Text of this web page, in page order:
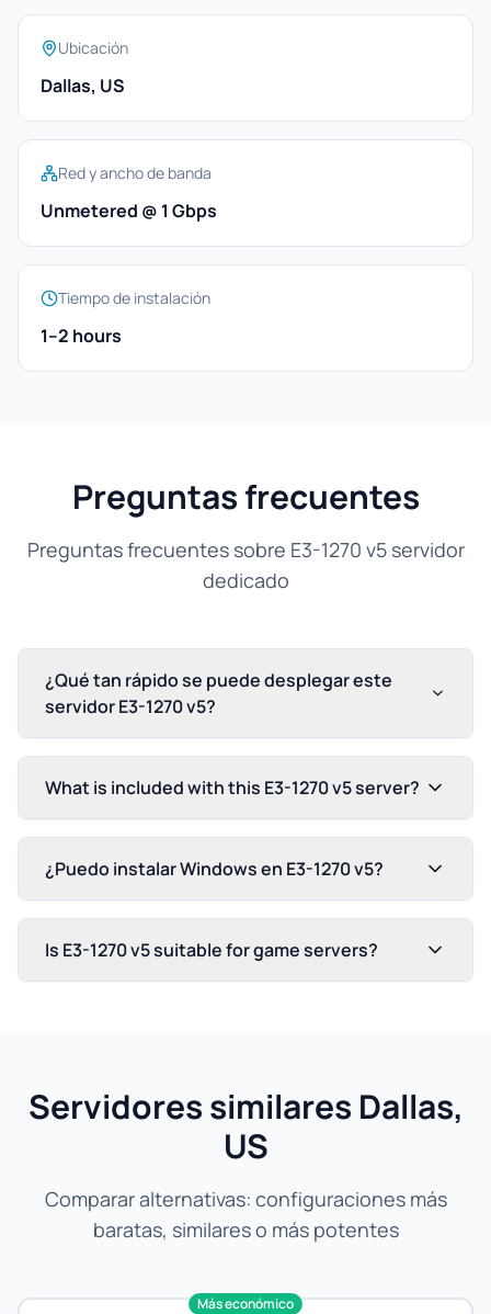
Ubicación
Dallas, US
Red y ancho de banda
Unmetered @ 1 Gbps
Tiempo de instalación
1–2 hours
Preguntas frecuentes
Preguntas frecuentes sobre E3-1270 v5 servidor
dedicado
¿Qué tan rápido se puede desplegar este
servidor E3-1270 v5?
What is included with this E3-1270 v5 server?
¿Puedo instalar Windows en E3-1270 v5?
Is E3-1270 v5 suitable for game servers?
Servidores similares Dallas,
US
Comparar alternativas: configuraciones más
baratas, similares o más potentes
Más económico